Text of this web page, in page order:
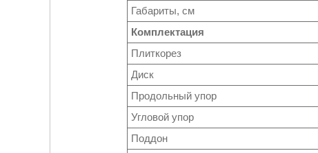
Габариты, см
Комплектация
Плиткорез
Диск
Продольный упор
Угловой упор
Поддон